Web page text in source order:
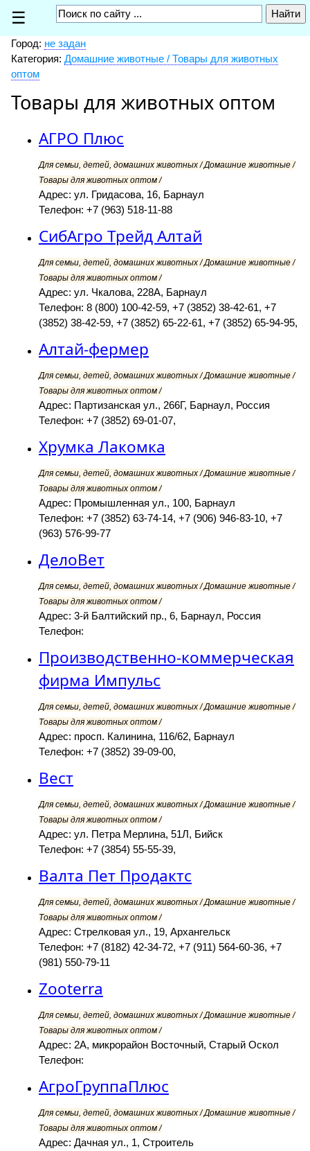
☰
Город: не задан
Категория: Домашние животные / Товары для животных
оптом
Товары для животных оптом
АГРО Плюс
Для семьи, детей, домашних животных / Домашние животные /
Товары для животных оптом /
Адрес: ул. Гридасова, 16, Барнаул
Телефон: +7 (963) 518-11-88
СибАгро Трейд Алтай
Для семьи, детей, домашних животных / Домашние животные /
Товары для животных оптом /
Адрес: ул. Чкалова, 228А, Барнаул
Телефон: 8 (800) 100-42-59, +7 (3852) 38-42-61, +7
(3852) 38-42-59, +7 (3852) 65-22-61, +7 (3852) 65-94-95,
Алтай-фермер
Для семьи, детей, домашних животных / Домашние животные /
Товары для животных оптом /
Адрес: Партизанская ул., 266Г, Барнаул, Россия
Телефон: +7 (3852) 69-01-07,
Хрумка Лакомка
Для семьи, детей, домашних животных / Домашние животные /
Товары для животных оптом /
Адрес: Промышленная ул., 100, Барнаул
Телефон: +7 (3852) 63-74-14, +7 (906) 946-83-10, +7
(963) 576-99-77
ДелоВет
Для семьи, детей, домашних животных / Домашние животные /
Товары для животных оптом /
Адрес: 3-й Балтийский пр., 6, Барнаул, Россия
Телефон:
Производственно-коммерческая
фирма Импульс
Для семьи, детей, домашних животных / Домашние животные /
Товары для животных оптом /
Адрес: просп. Калинина, 116/62, Барнаул
Телефон: +7 (3852) 39-09-00,
Вест
Для семьи, детей, домашних животных / Домашние животные /
Товары для животных оптом /
Адрес: ул. Петра Мерлина, 51Л, Бийск
Телефон: +7 (3854) 55-55-39,
Валта Пет Продактс
Для семьи, детей, домашних животных / Домашние животные /
Товары для животных оптом /
Адрес: Стрелковая ул., 19, Архангельск
Телефон: +7 (8182) 42-34-72, +7 (911) 564-60-36, +7
(981) 550-79-11
Zooterra
Для семьи, детей, домашних животных / Домашние животные /
Товары для животных оптом /
Адрес: 2А, микрорайон Восточный, Старый Оскол
Телефон:
АгроГруппаПлюс
Для семьи, детей, домашних животных / Домашние животные /
Товары для животных оптом /
Адрес: Дачная ул., 1, Строитель